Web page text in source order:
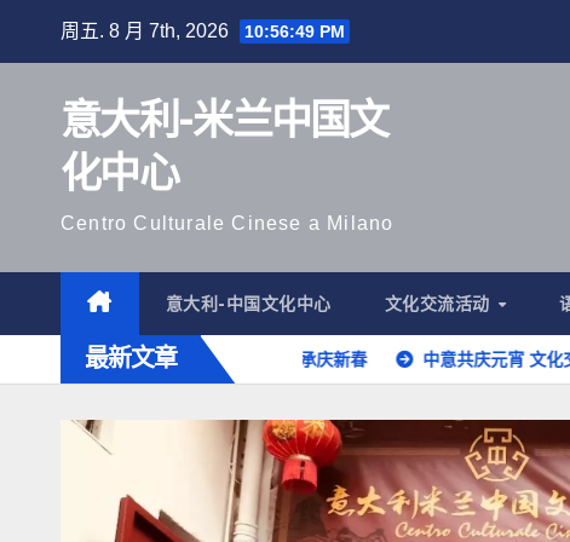
周五. 8 月 7th, 2026 10:56:50 PM
意大利-米兰中国文
化中心
Centro Culturale Cinese a Milano
意大利-中国文化中心 文化交流活动
最新文章
华人学子品年味 文化传承庆新春 中意共庆元宵 文化交流添新